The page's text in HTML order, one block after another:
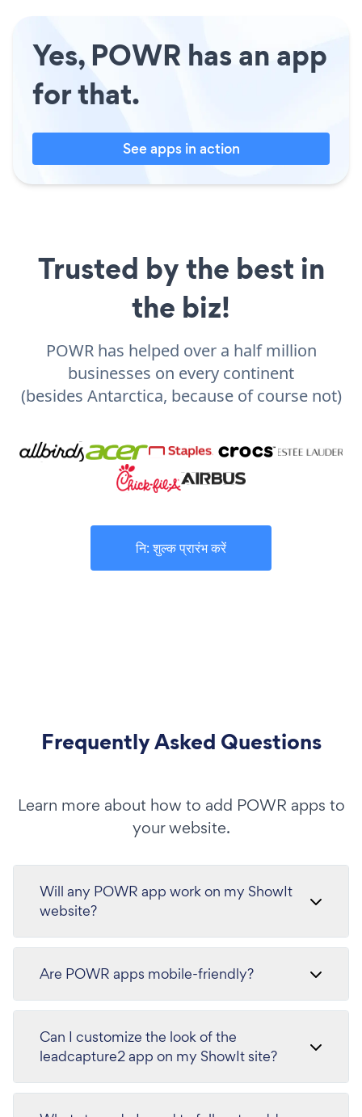
Yes, POWR has an app
for that.
See apps in action
Trusted by the best in
the biz!
POWR has helped over a half million
businesses on every continent
(besides Antarctica, because of course not)
नि: शुल्क प्रारंभ करें
Frequently Asked Questions
Learn more about how to add POWR apps to
your website.
Will any POWR app work on my ShowIt
website?
Are POWR apps mobile-friendly?
Can I customize the look of the
leadcapture2 app on my ShowIt site?